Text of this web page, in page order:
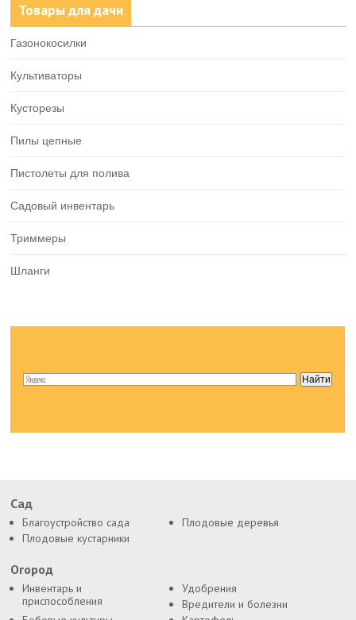
Товары для дачи
Газонокосилки
Культиваторы
Кусторезы
Пилы цепные
Пистолеты для полива
Садовый инвентарь
Триммеры
Шланги
Сад
Благоустройство сада
Плодовые деревья
Плодовые кустарники
Огород
Инвентарь и
приспособления
Удобрения
Вредители и болезни